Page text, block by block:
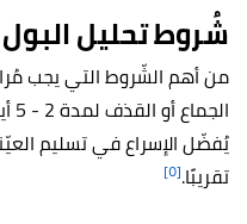
شُروط تحليل
من أهم الشّروط التي يجب
الجماع أو القذف لمدة 2 - 5 أيام قبل اختبار جمع العيّنة،
تقريبًا.[٥]